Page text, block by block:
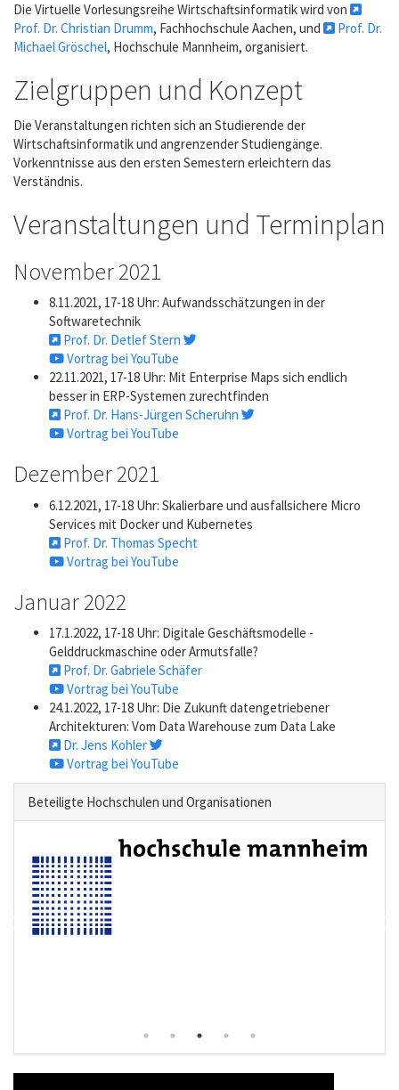
Die Virtuelle Vorlesungsreihe Wirtschaftsinformatik wird von
Prof. Dr. Christian Drumm, Fachhochschule Aachen, und
Prof. Dr.
Michael Gröschel, Hochschule Mannheim, organisiert.
Zielgruppen und Konzept
Die Veranstaltungen richten sich an Studierende der
Wirtschaftsinformatik und angrenzender Studiengänge.
Vorkenntnisse aus den ersten Semestern erleichtern das
Verständnis.
Veranstaltungen und Terminplan
November 2021
8.11.2021, 17-18 Uhr: Aufwandsschätzungen in der
Softwaretechnik
Prof. Dr. Detlef Stern
Vortrag bei YouTube
22.11.2021, 17-18 Uhr: Mit Enterprise Maps sich endlich
besser in ERP-Systemen zurechtfinden
Prof. Dr. Hans-Jürgen Scheruhn
Vortrag bei YouTube
Dezember 2021
6.12.2021, 17-18 Uhr: Skalierbare und ausfallsichere Micro
Services mit Docker und Kubernetes
Prof. Dr. Thomas Specht
Vortrag bei YouTube
Januar 2022
17.1.2022, 17-18 Uhr: Digitale Geschäftsmodelle -
Gelddruckmaschine oder Armutsfalle?
Prof. Dr. Gabriele Schäfer
Vortrag bei YouTube
24.1.2022, 17-18 Uhr: Die Zukunft datengetriebener
Architekturen: Vom Data Warehouse zum Data Lake
Dr. Jens Kohler
Vortrag bei YouTube
Beteiligte Hochschulen und Organisationen